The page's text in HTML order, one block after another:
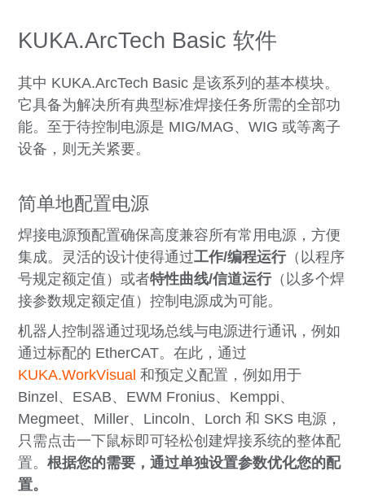
KUKA.ArcTech Basic 软件
其中 KUKA.ArcTech Basic 是该系列的基本模块。
它具备为解决所有典型标准焊接任务所需的全部功
能。至于待控制电源是 MIG/MAG、WIG 或等离子
设备，则无关紧要。
简单地配置电源
焊接电源预配置确保高度兼容所有常用电源，方便
集成。灵活的设计使得通过工作/编程运行（以程序
号规定额定值）或者特性曲线/信道运行（以多个焊
接参数规定额定值）控制电源成为可能。
机器人控制器通过现场总线与电源进行通讯，例如
通过标配的 EtherCAT。在此，通过
KUKA.WorkVisual 和预定义配置，例如用于
Binzel、ESAB、EWM Fronius、Kemppi、
Megmeet、Miller、Lincoln、Lorch 和 SKS 电源，
只需点击一下鼠标即可轻松创建焊接系统的整体配
置。根据您的需要，通过单独设置参数优化您的配
置。